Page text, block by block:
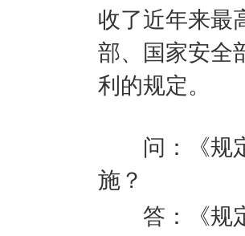
收了近年来最
部、国家安全
利的规定。
问：《规定
施？
答：《规定